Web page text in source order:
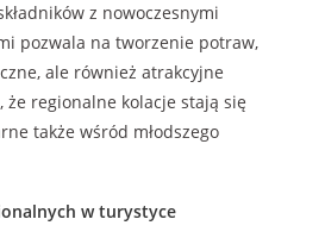
z nowoczesnymi
pozwala na tworzenie potraw,
ale również atrakcyjne
regionalne kolacje stają się
także wśród młodszego
w turystyce